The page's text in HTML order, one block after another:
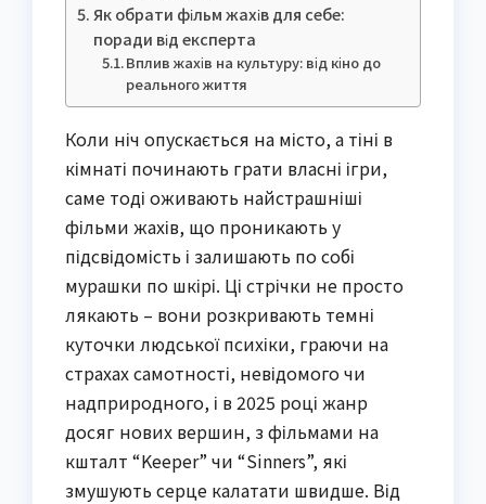
Як обрати фільм жахів для себе:
поради від експерта
Вплив жахів на культуру: від кіно до
реального життя
Коли ніч опускається на місто, а тіні в
кімнаті починають грати власні ігри,
саме тоді оживають найстрашніші
фільми жахів, що проникають у
підсвідомість і залишають по собі
мурашки по шкірі. Ці стрічки не просто
лякають – вони розкривають темні
куточки людської психіки, граючи на
страхах самотності, невідомого чи
надприродного, і в 2025 році жанр
досяг нових вершин, з фільмами на
кшталт “Keeper” чи “Sinners”, які
змушують серце калатати швидше. Від